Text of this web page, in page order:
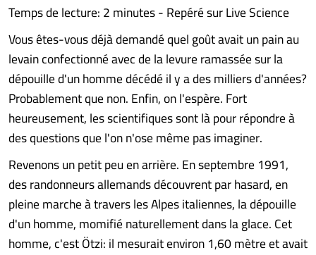
Temps de lecture: 2 minutes - Repéré sur Live Science
Vous êtes-vous déjà demandé quel goût avait un pain au
levain confectionné avec de la levure ramassée sur la
dépouille d'un homme décédé il y a des milliers d'années?
Probablement que non. Enfin, on l'espère. Fort
heureusement, les scientifiques sont là pour répondre à
des questions que l'on n'ose même pas imaginer.
Revenons un petit peu en arrière. En septembre 1991,
des randonneurs allemands découvrent par hasard, en
pleine marche à travers les Alpes italiennes, la dépouille
d'un homme, momifié naturellement dans la glace. Cet
homme, c'est Ötzi: il mesurait environ 1,60 mètre et avait